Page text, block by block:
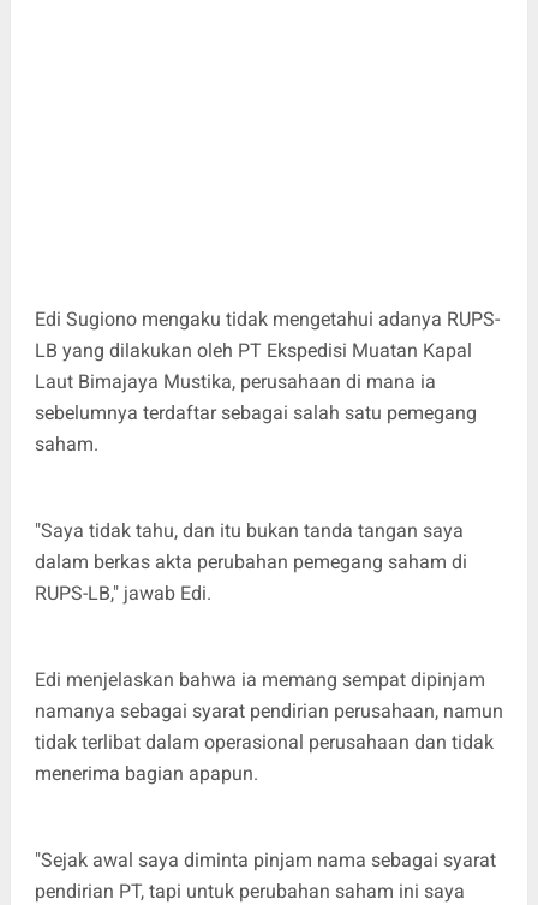
Edi Sugiono mengaku tidak mengetahui adanya RUPS-
LB yang dilakukan oleh PT Ekspedisi Muatan Kapal
Laut Bimajaya Mustika, perusahaan di mana ia
sebelumnya terdaftar sebagai salah satu pemegang
saham.
"Saya tidak tahu, dan itu bukan tanda tangan saya
dalam berkas akta perubahan pemegang saham di
RUPS-LB," jawab Edi.
Edi menjelaskan bahwa ia memang sempat dipinjam
namanya sebagai syarat pendirian perusahaan, namun
tidak terlibat dalam operasional perusahaan dan tidak
menerima bagian apapun.
"Sejak awal saya diminta pinjam nama sebagai syarat
pendirian PT, tapi untuk perubahan saham ini saya